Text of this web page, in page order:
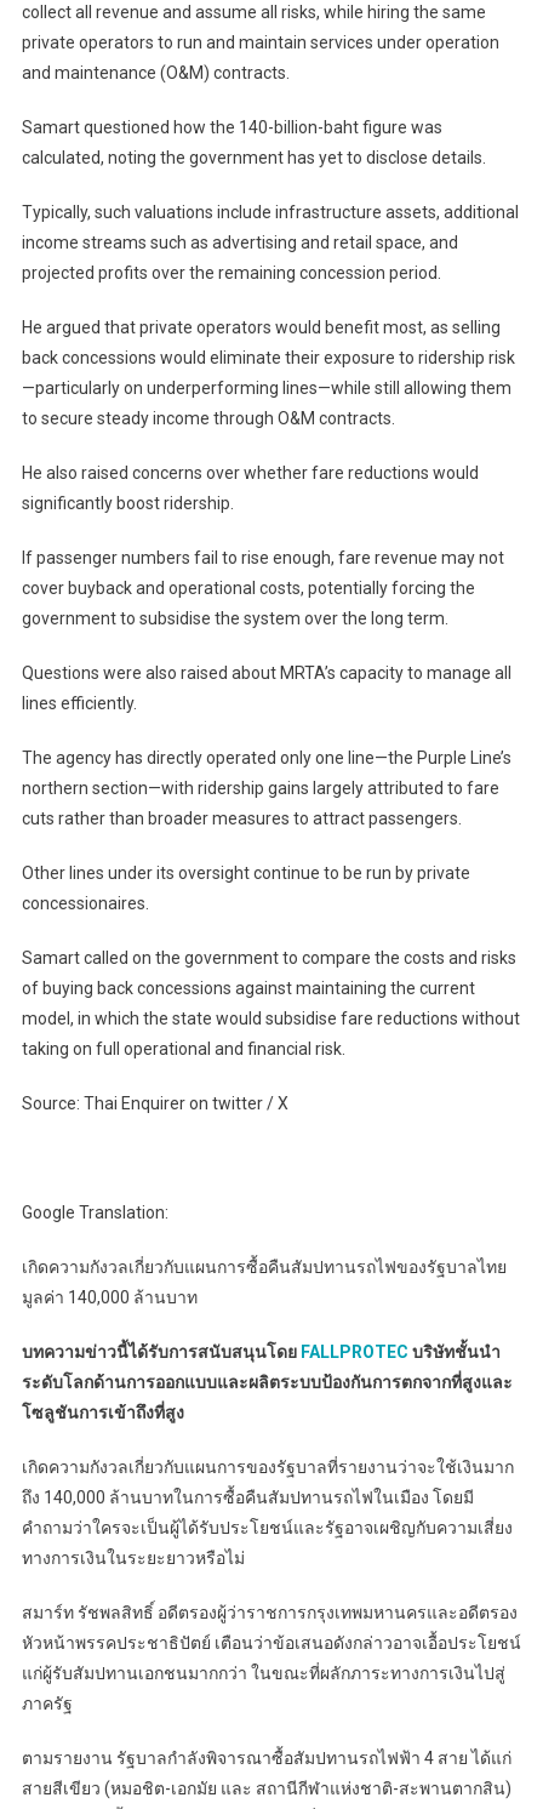
collect all revenue and assume all risks, while hiring the same
private operators to run and maintain services under operation
and maintenance (O&M) contracts.
Samart questioned how the 140-billion-baht figure was
calculated, noting the government has yet to disclose details.
Typically, such valuations include infrastructure assets, additional
income streams such as advertising and retail space, and
projected profits over the remaining concession period.
He argued that private operators would benefit most, as selling
back concessions would eliminate their exposure to ridership risk
—particularly on underperforming lines—while still allowing them
to secure steady income through O&M contracts.
He also raised concerns over whether fare reductions would
significantly boost ridership.
If passenger numbers fail to rise enough, fare revenue may not
cover buyback and operational costs, potentially forcing the
government to subsidise the system over the long term.
Questions were also raised about MRTA’s capacity to manage all
lines efficiently.
The agency has directly operated only one line—the Purple Line’s
northern section—with ridership gains largely attributed to fare
cuts rather than broader measures to attract passengers.
Other lines under its oversight continue to be run by private
concessionaires.
Samart called on the government to compare the costs and risks
of buying back concessions against maintaining the current
model, in which the state would subsidise fare reductions without
taking on full operational and financial risk.
Source: Thai Enquirer on twitter / X
Google Translation:
เกิดความกังวลเกี่ยวกับแผนการซื้อคืนสัมปทานรถไฟของรัฐบาลไทย
มูลค่า 140,000 ล้านบาท
บทความข่าวนี้ได้รับการสนับสนุนโดย FALLPROTEC บริษัทชั้นนำ
ระดับโลกด้านการออกแบบและผลิตระบบป้องกันการตกจากที่สูงและ
โซลูชันการเข้าถึงที่สูง
เกิดความกังวลเกี่ยวกับแผนการของรัฐบาลที่รายงานว่าจะใช้เงินมาก
ถึง 140,000 ล้านบาทในการซื้อคืนสัมปทานรถไฟในเมือง โดยมี
คำถามว่าใครจะเป็นผู้ได้รับประโยชน์และรัฐอาจเผชิญกับความเสี่ยง
ทางการเงินในระยะยาวหรือไม่
สมาร์ท รัชพลสิทธิ์ อดีตรองผู้ว่าราชการกรุงเทพมหานครและอดีตรอง
หัวหน้าพรรคประชาธิปัตย์ เตือนว่าข้อเสนอดังกล่าวอาจเอื้อประโยชน์
แก่ผู้รับสัมปทานเอกชนมากกว่า ในขณะที่ผลักภาระทางการเงินไปสู่
ภาครัฐ
ตามรายงาน รัฐบาลกำลังพิจารณาซื้อสัมปทานรถไฟฟ้า 4 สาย ได้แก่
สายสีเขียว (หมอชิต-เอกมัย และ สถานีกีฬาแห่งชาติ-สะพานตากสิน)